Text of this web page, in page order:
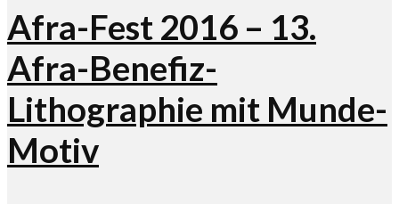
Afra-Fest 2016 – 13.
Afra-Benefiz-
Lithographie mit Munde-
Motiv